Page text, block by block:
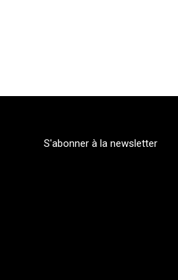
S'abonner à la newsletter